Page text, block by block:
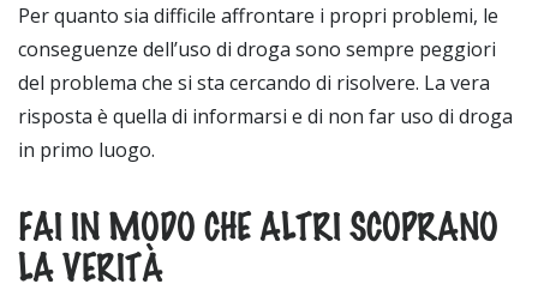
Per quanto sia difficile affrontare i propri problemi, le
conseguenze dell’uso di droga sono sempre peggiori
del problema che si sta cercando di risolvere. La vera
risposta è quella di informarsi e di non far uso di droga
in primo luogo.
FAI IN MODO CHE ALTRI SCOPRANO
LA VERITÀ